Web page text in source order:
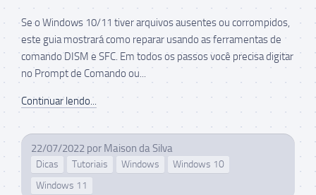
Se o Windows 10/11 tiver arquivos ausentes ou corrompidos,
este guia mostrará como reparar usando as ferramentas de
comando DISM e SFC. Em todos os passos você precisa digitar
no Prompt de Comando ou...
Continuar lendo...
22/07/2022 por Maison da Silva
Dicas Tutoriais Windows
Windows 10
Windows 11